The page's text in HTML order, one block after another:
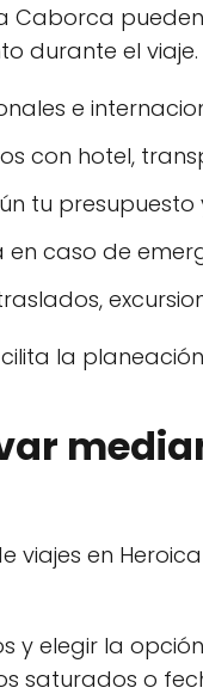
Caborca
durante el viaje.
e
con hotel,
tu presupuesto
en caso de
la
viajes en
elegir la
saturados o